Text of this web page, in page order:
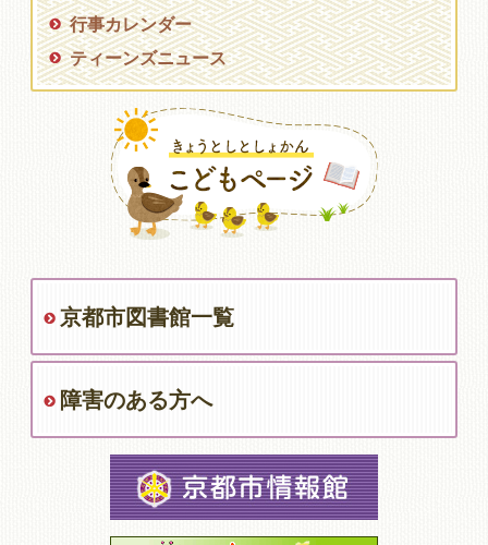
行事カレンダー
ティーンズニュース
京都市図書館一覧
障害のある方へ